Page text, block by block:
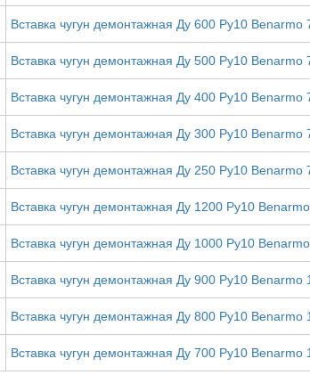
Вставка чугун демонтажная Ду 600 Ру10 Benarmo
Вставка чугун демонтажная Ду 500 Ру10 Benarmo
Вставка чугун демонтажная Ду 400 Ру10 Benarmo
Вставка чугун демонтажная Ду 300 Ру10 Benarmo
Вставка чугун демонтажная Ду 250 Ру10 Benarmo
Вставка чугун демонтажная Ду 1200 Ру10
Вставка чугун демонтажная Ду 1000 Ру10
Вставка чугун демонтажная Ду 900 Ру10 Benarmo
Вставка чугун демонтажная Ду 800 Ру10 Benarmo
Вставка чугун демонтажная Ду 700 Ру10 Benarmo